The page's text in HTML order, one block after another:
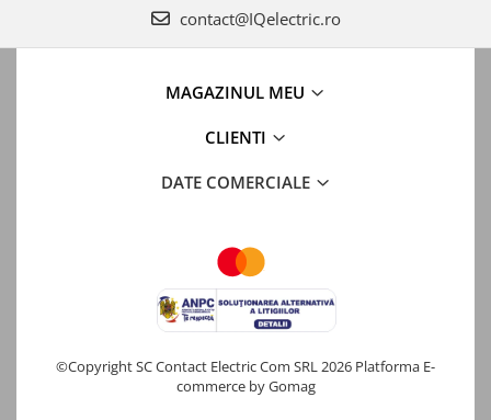
contact@IQelectric.ro
MAGAZINUL MEU
CLIENTI
DATE COMERCIALE
©Copyright SC Contact Electric Com SRL 2026 Platforma E-
commerce by Gomag